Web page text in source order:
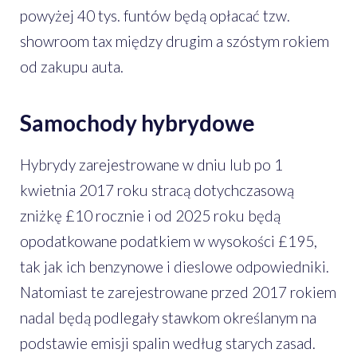
powyżej 40 tys. funtów będą opłacać tzw.
showroom tax między drugim a szóstym rokiem
od zakupu auta.
Samochody hybrydowe
Hybrydy zarejestrowane w dniu lub po 1
kwietnia 2017 roku stracą dotychczasową
zniżkę £10 rocznie i od 2025 roku będą
opodatkowane podatkiem w wysokości £195,
tak jak ich benzynowe i dieslowe odpowiedniki.
Natomiast te zarejestrowane przed 2017 rokiem
nadal będą podlegały stawkom określanym na
podstawie emisji spalin według starych zasad.